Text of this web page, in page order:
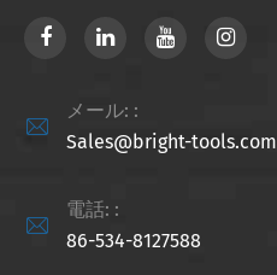

メール: :
Sales@bright-tools.com

電話: :
86-534-8127588